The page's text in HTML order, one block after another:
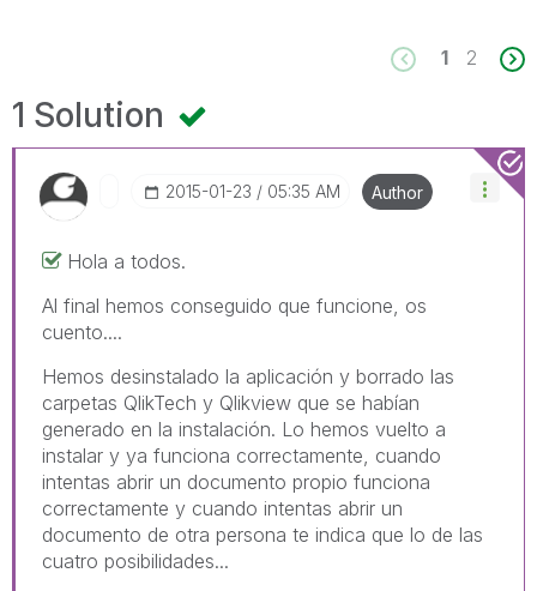
1 2
1 Solution
‎2015-01-23 05:35 AM Author
Hola a todos.
Al final hemos conseguido que funcione, os
cuento....
Hemos desinstalado la aplicación y borrado las
carpetas QlikTech y Qlikview que se habían
generado en la instalación. Lo hemos vuelto a
instalar y ya funciona correctamente, cuando
intentas abrir un documento propio funciona
correctamente y cuando intentas abrir un
documento de otra persona te indica que lo de las
cuatro posibilidades...